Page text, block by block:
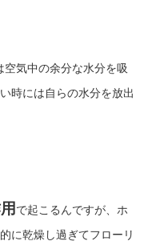
空気中の余分な水分を吸
時には自らの水分を放出
で起こるんですが、ホ
に乾燥し過ぎてフローリ